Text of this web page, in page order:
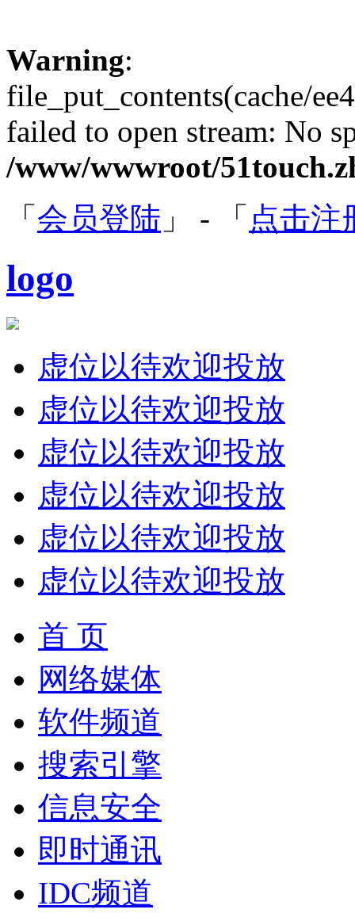
Warning:
file_put_contents(cache/
failed to open stream: No
/www/wwwroot/
「 会员登陆 」 - 「 点击注
logo
虚位以待欢迎投放
虚位以待欢迎投放
虚位以待欢迎投放
虚位以待欢迎投放
虚位以待欢迎投放
虚位以待欢迎投放
首 页
网络媒体
软件频道
搜索引擎
信息安全
即时通讯
IDC频道